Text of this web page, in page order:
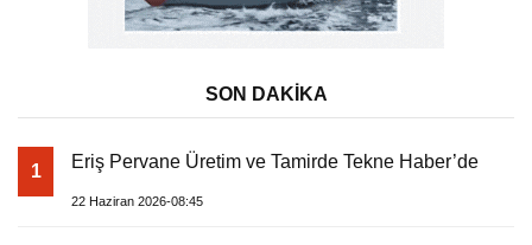
SON DAKİKA
1 Eriş Pervane Üretim ve Tamirde Tekne Haber’de
22 Haziran 2026-08:45